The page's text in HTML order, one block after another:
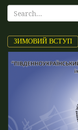
ЗИМОВИЙ ВСТУП